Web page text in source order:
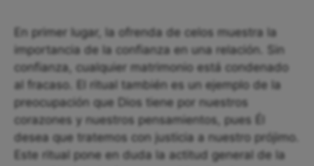
En primer lugar, la ofrenda de celos muestra la
importancia de la confianza en una relación. Sin
confianza, cualquier matrimonio está condenado
al fracaso. El ritual también es un ejemplo de la
preocupación que Dios tiene por nuestros
corazones y nuestros pensamientos, pues Él
desea que tratemos con justicia a nuestro prójimo.
Este ritual pone en duda la actitud general de la